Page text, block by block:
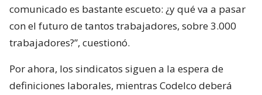
comunicado es bastante escueto: ¿y qué va a pasar
con el futuro de tantos trabajadores, sobre 3.000
trabajadores?”, cuestionó.
Por ahora, los sindicatos siguen a la espera de
definiciones laborales, mientras Codelco deberá